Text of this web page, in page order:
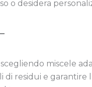
o desidera
miscele
residui e garantire